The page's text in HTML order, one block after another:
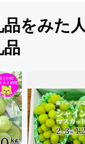
をみた
品